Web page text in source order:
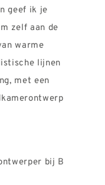
geef ik je
zelf aan de
warme
lijnen
met een